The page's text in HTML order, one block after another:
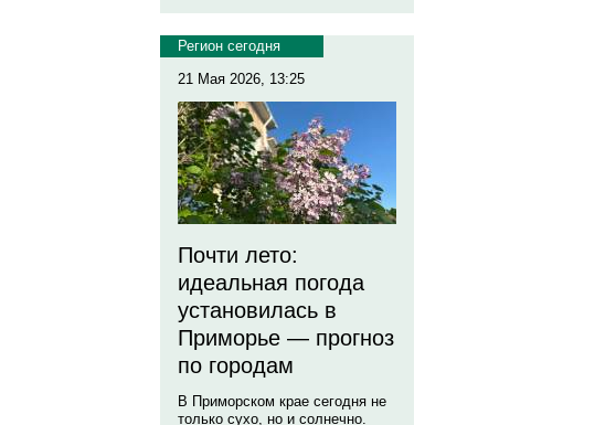
Регион сегодня
21 Мая 2026, 13:25
Почти лето:
идеальная погода
установилась в
Приморье — прогноз
по городам
В Приморском крае сегодня не
только сухо, но и солнечно.